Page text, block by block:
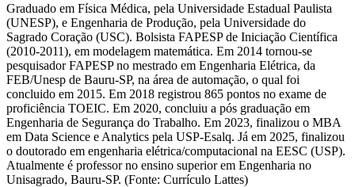
Graduado em Física Médica, pela Universidade Estadual Paulista
(UNESP), e Engenharia de Produção, pela Universidade do
Sagrado Coração (USC). Bolsista FAPESP de Iniciação Científica
(2010-2011), em modelagem matemática. Em 2014 tornou-se
pesquisador FAPESP no mestrado em Engenharia Elétrica, da
FEB/Unesp de Bauru-SP, na área de automação, o qual foi
concluido em 2015. Em 2018 registrou 865 pontos no exame de
proficiência TOEIC. Em 2020, concluiu a pós graduação em
Engenharia de Segurança do Trabalho. Em 2023, finalizou o MBA
em Data Science e Analytics pela USP-Esalq. Já em 2025, finalizou
o doutorado em engenharia elétrica/computacional na EESC (USP).
Atualmente é professor no ensino superior em Engenharia no
Unisagrado, Bauru-SP. (Fonte: Currículo Lattes)